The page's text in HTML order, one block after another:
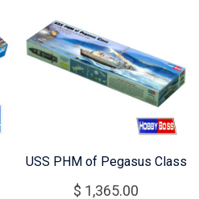
USS PHM of Pegasus Class
$ 1,365.00